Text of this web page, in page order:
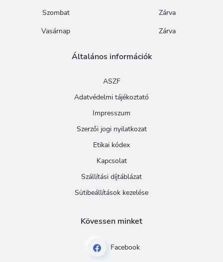
Szombat
Zárva
Vasárnap
Zárva
Általános információk
ASZF
Adatvédelmi tájékoztató
Impresszum
Szerzői jogi nyilatkozat
Etikai kódex
Kapcsolat
Szállítási díjtáblázat
Sütibeállítások kezelése
Kövessen minket
Facebook